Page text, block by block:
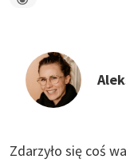
Zdarzyło się coś